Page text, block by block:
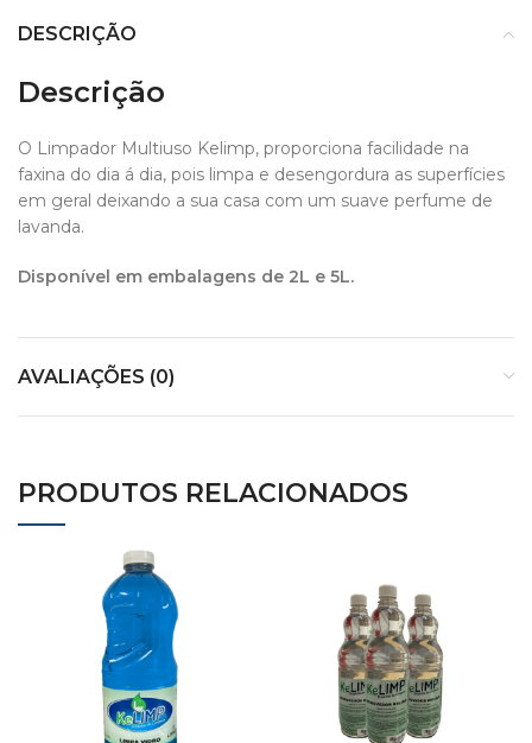
DESCRIÇÃO
Descrição
O Limpador Multiuso Kelimp, proporciona facilidade na
faxina do dia á dia, pois limpa e desengordura as superfícies
em geral deixando a sua casa com um suave perfume de
lavanda.
Disponível em embalagens de 2L e 5L.
AVALIAÇÕES (0)
PRODUTOS RELACIONADOS